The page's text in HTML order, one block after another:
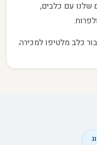
שלנו עם כלבים,
כלב מלטיפו למכירה.